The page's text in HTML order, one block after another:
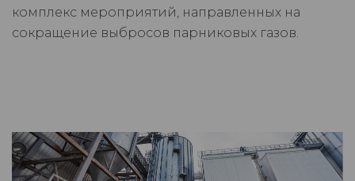
комплекс мероприятий, направленных на
сокращение выбросов парниковых газов.